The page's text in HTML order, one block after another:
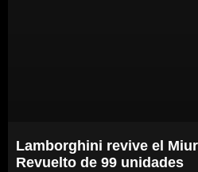
Lamborghini revive el
Revuelto de 99 unidades